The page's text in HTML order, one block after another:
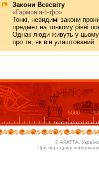
Закони Всесвіту
«Гармонія-Інфо»
Тонкі, невидимі закони
предмет на тонкому рівні
Однак люди живуть у цьому
про те, як він улаштований.
© АРАТТА.
При передруці